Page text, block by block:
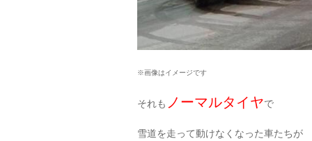
※画像はイメージです
それも ノーマルタイヤで
雪道を走って動けなくなった車たちが